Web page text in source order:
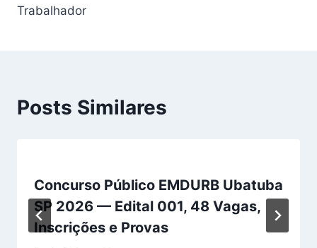
Trabalhador
Posts Similares
Concurso Público EMDURB Ubatuba
SP 2026 — Edital 001, 48 Vagas,
Inscrições e Provas